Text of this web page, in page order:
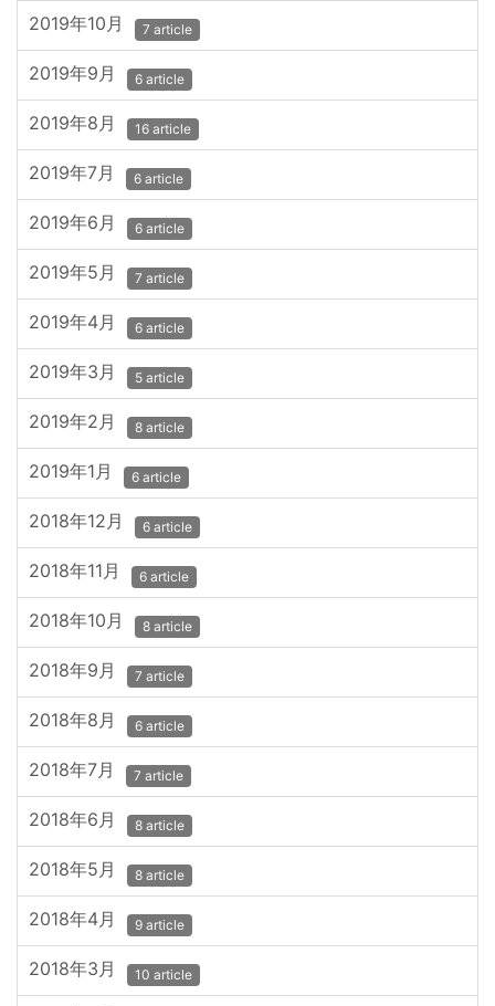
2019年10月 7 article
2019年9月 6 article
2019年8月 16 article
2019年7月 6 article
2019年6月 6 article
2019年5月 7 article
2019年4月 6 article
2019年3月 5 article
2019年2月 8 article
2019年1月 6 article
2018年12月 6 article
2018年11月 6 article
2018年10月 8 article
2018年9月 7 article
2018年8月 6 article
2018年7月 7 article
2018年6月 8 article
2018年5月 8 article
2018年4月 9 article
2018年3月 10 article